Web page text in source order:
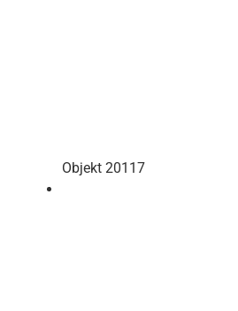
Objekt 20117